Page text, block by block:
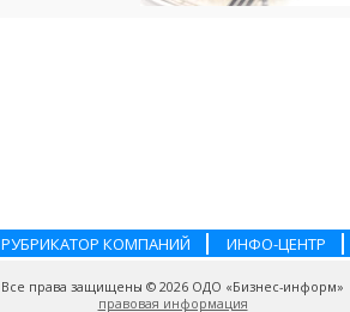
РУБРИКАТОР КОМПАНИЙ ИНФО-ЦЕНТР
Все права защищены © 2026 ОДО «Бизнес-информ»
правовая информация